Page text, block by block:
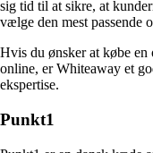
sig tid til at sikre, at
vælge den mest passende
Hvis du ønsker at købe
online, er Whiteaway et
ekspertise.
Punkt1